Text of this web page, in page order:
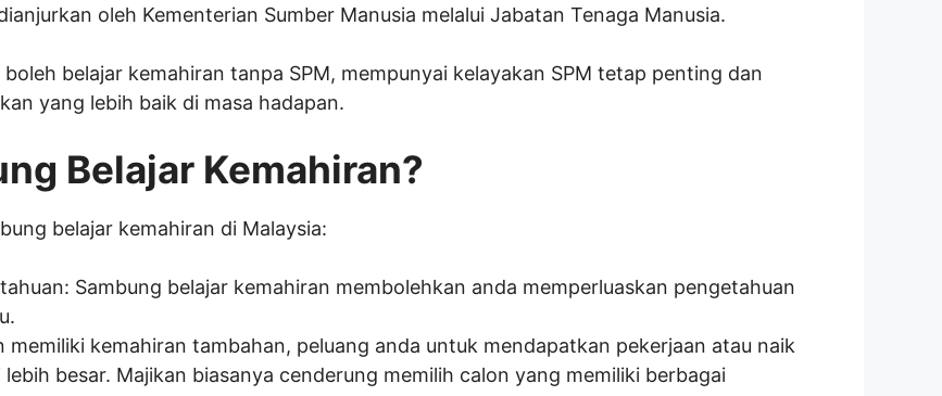
oleh Kementerian Sumber Manusia melalui Jabatan Tenaga Manusia.
belajar kemahiran tanpa SPM, mempunyai kelayakan SPM tetap penting dan
yang lebih baik di masa hadapan.
Belajar Kemahiran?
belajar kemahiran di Malaysia:
Sambung belajar kemahiran membolehkan anda memperluaskan pengetahuan
memiliki kemahiran tambahan, peluang anda untuk mendapatkan pekerjaan atau naik
besar. Majikan biasanya cenderung memilih calon yang memiliki berbagai